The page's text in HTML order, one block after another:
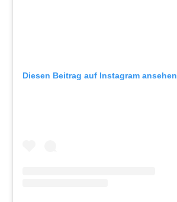
Diesen Beitrag auf Instagram ansehen